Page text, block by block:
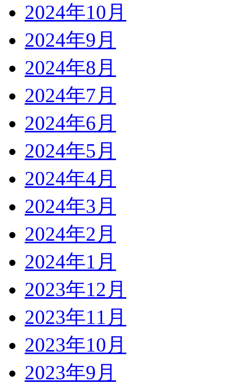
2024年10月
2024年9月
2024年8月
2024年7月
2024年6月
2024年5月
2024年4月
2024年3月
2024年2月
2024年1月
2023年12月
2023年11月
2023年10月
2023年9月